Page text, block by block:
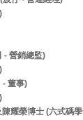
- 營銷總監)
- 董事)
耀榮博士 (六式碼